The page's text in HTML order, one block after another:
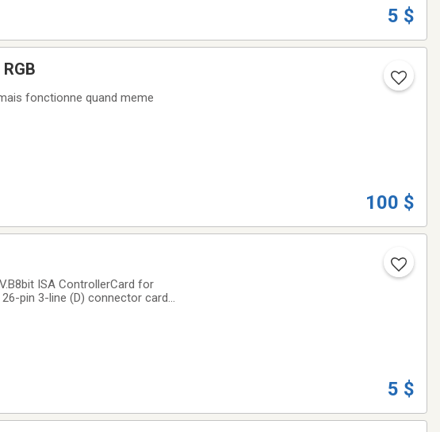
5 $
fonctionne quand meme
100 $
ISA ControllerCard for
pin 3-line (D) connector card
5 $